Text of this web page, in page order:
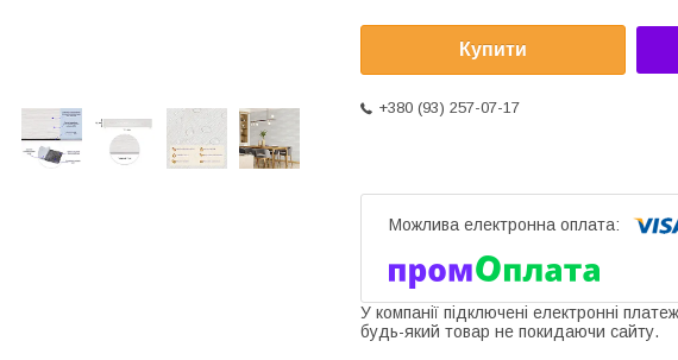
Купити
+380 (93) 257-07-17
У компанії підключені електронні
будь-який товар не покидаючи сайту.